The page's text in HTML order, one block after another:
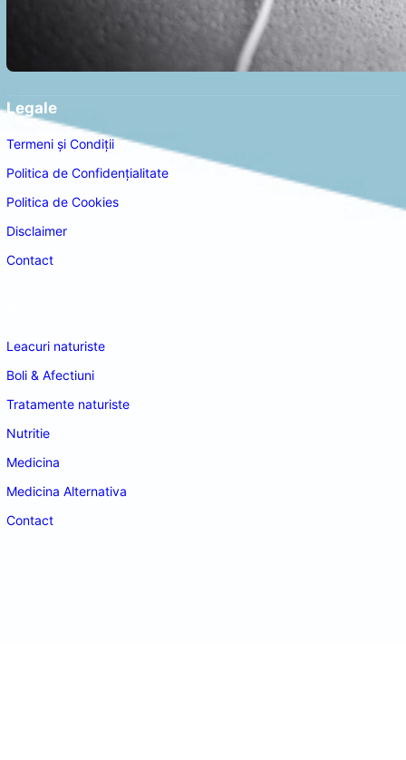
Legale
Termeni și Condiții
Politica de Confidențialitate
Politica de Cookies
Disclaimer
Contact
Leacuri naturiste
Boli & Afectiuni
Tratamente naturiste
Nutritie
Medicina
Medicina Alternativa
Contact